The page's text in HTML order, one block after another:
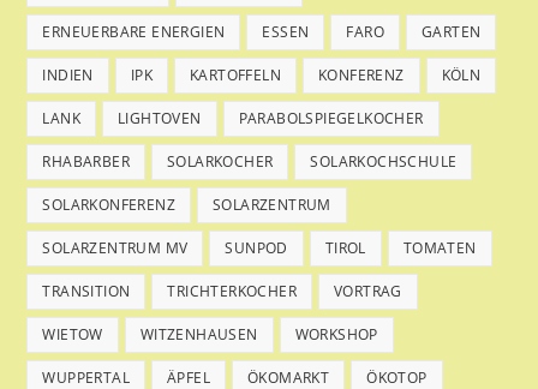
ERNEUERBARE ENERGIEN ESSEN FARO GARTEN
INDIEN IPK KARTOFFELN KONFERENZ KÖLN
LANK LIGHTOVEN PARABOLSPIEGELKOCHER
RHABARBER SOLARKOCHER SOLARKOCHSCHULE
SOLARKONFERENZ SOLARZENTRUM
SOLARZENTRUM MV SUNPOD TIROL TOMATEN
TRANSITION TRICHTERKOCHER VORTRAG
WIETOW WITZENHAUSEN WORKSHOP
WUPPERTAL ÄPFEL ÖKOMARKT ÖKOTOP